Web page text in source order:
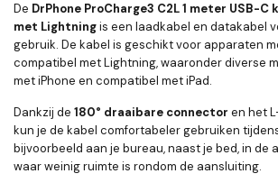
De DrPhone ProCharge3 C2L 1 meter USB-
met Lightningis een laadkabel en datakabel
gebruik. De kabel is geschikt voor apparaten
compatibel met Lightning, waaronder diverse
met iPhone en compatibel met iPad.
Dankzij de 180° draaibare connector en het
kun je de kabel comfortabeler gebruiken
bijvoorbeeld aan je bureau, naast je bed, in de
waar weinig ruimte is rondom de aansluiting.